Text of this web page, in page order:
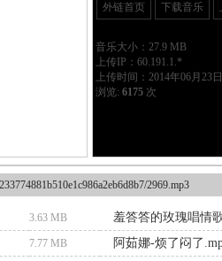
外链首页 下载音乐
音乐大小：27.9 MB
上传IP：60.191.1.*
上传时间：2014年06月23
浏览: 6175次
2969.mp3
3.63 MB
7.77 MB 阿茹娜-烦了闷了